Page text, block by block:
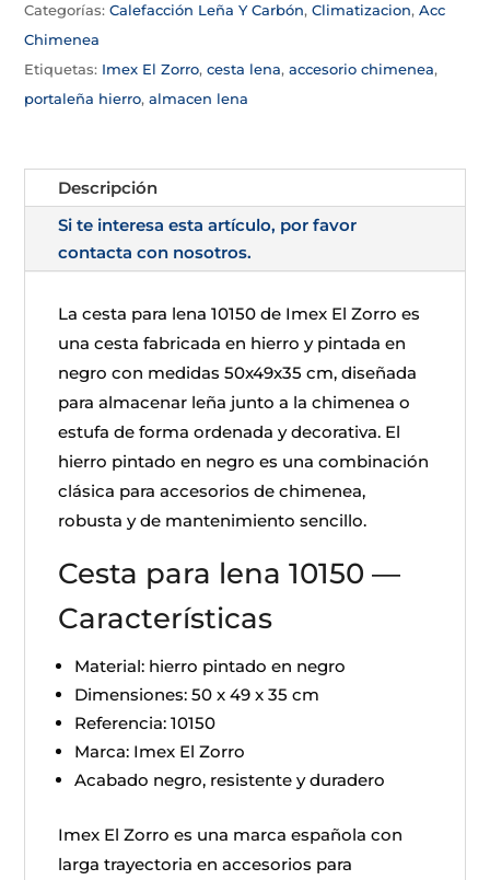
Categorías:Calefacción Leña Y Carbón,Climatizacion,Acc
Chimenea
Etiquetas: Imex El Zorro,cesta lena,accesorio chimenea,
portaleña hierro,almacen lena
Descripción
Si te interesa esta artículo, por favor
contacta con nosotros.
La cesta para lena 10150 de Imex El Zorro es
una cesta fabricada en hierro y pintada en
negro con medidas 50x49x35 cm, diseñada
para almacenar leña junto a la chimenea o
estufa de forma ordenada y decorativa. El
hierro pintado en negro es una combinación
clásica para accesorios de chimenea,
robusta y de mantenimiento sencillo.
Cesta para lena 10150 —
Características
Material: hierro pintado en negro
Dimensiones: 50 x 49 x 35 cm
Referencia: 10150
Marca: Imex El Zorro
Acabado negro, resistente y duradero
Imex El Zorro es una marca española con
larga trayectoria en accesorios para